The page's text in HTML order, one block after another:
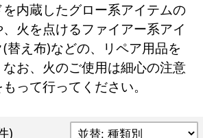
内蔵したグロー系アイテムの
火を点けるファイアー系アイ
替え布)などの、リペア用品を
お、火のご使用は細心の注意
って行ってください。
)